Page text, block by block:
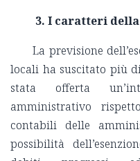
3. I caratteri
La previsione
locali ha suscitato più
stata offerta
amministrativo
contabili delle
possibilità